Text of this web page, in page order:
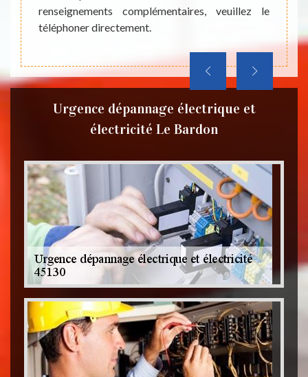
renseignements complémentaires, veuillez le
téléphoner directement.
Urgence dépannage électrique et
électricité Le Bardon